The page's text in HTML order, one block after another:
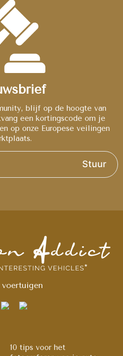
blijf op de hoogte van
een kortingscode om je
op onze Europese veilingen
Stuur
10 tips voor het